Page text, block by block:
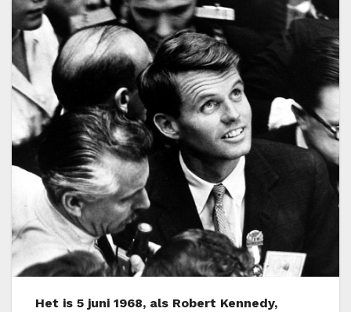
Het is 5 juni 1968, als Robert Kennedy,